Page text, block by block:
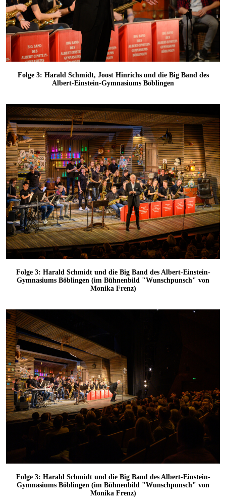
Folge 3: Harald Schmidt, Joost Hinrichs und die Big Band des
Albert-Einstein-Gymnasiums Böblingen
Folge 3: Harald Schmidt und die Big Band des Albert-Einstein-
Gymnasiums Böblingen (im Bühnenbild "Wunschpunsch" von
Monika Frenz)
Folge 3: Harald Schmidt und die Big Band des Albert-Einstein-
Gymnasiums Böblingen (im Bühnenbild "Wunschpunsch" von
Monika Frenz)